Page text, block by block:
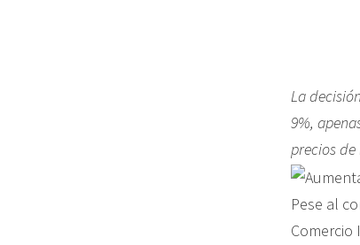
La
9%,
precios de
Pese al
Comercio